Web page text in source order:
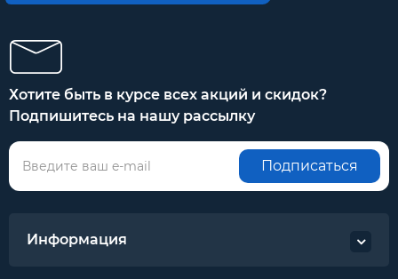
Хотите быть в курсе всех акций и скидок?
Подпишитесь на нашу рассылку
Подписаться
Информация